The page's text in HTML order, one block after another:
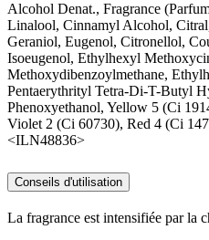
Alcohol Denat., Fragrance
Linalool, Cinnamyl Alcohol,
Geraniol, Eugenol, Citronellol,
Isoeugenol, Ethylhexyl
Methoxydibenzoylmethane,
Pentaerythrityl Tetra-Di-T-Butyl
Phenoxyethanol, Yellow 5 (Ci
Violet 2 (Ci 60730), Red 4 (Ci
<ILN48836>
Conseils d'utilisation
La fragrance est intensifiée par la